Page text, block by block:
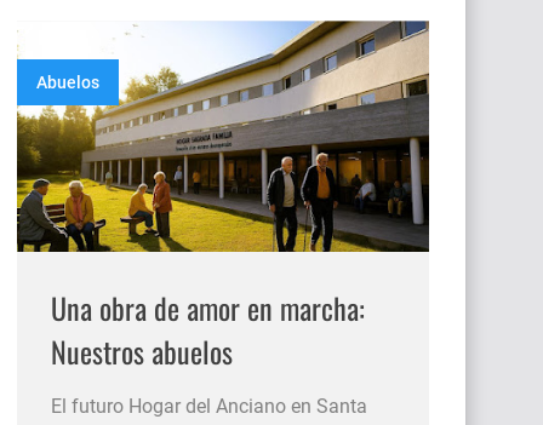
Abuelos
Una obra de amor en marcha:
Nuestros abuelos
El futuro Hogar del Anciano en Santa